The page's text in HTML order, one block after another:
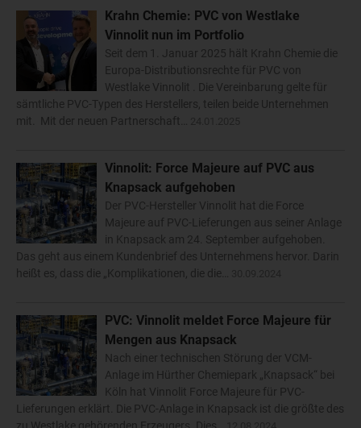
Krahn Chemie: PVC von Westlake
Vinnolit nun im Portfolio
Seit dem 1. Januar 2025 hält Krahn Chemie die
Europa-Distributionsrechte für PVC von
Westlake Vinnolit . Die Vereinbarung gelte für
sämtliche PVC-Typen des Herstellers, teilen beide Unternehmen
mit. Mit der neuen Partnerschaft…
Vinnolit: Force Majeure auf PVC aus
Knapsack aufgehoben
Der PVC-Hersteller Vinnolit hat die Force
Majeure auf PVC-Lieferungen aus seiner Anlage
in Knapsack am 24. September aufgehoben.
Das geht aus einem Kundenbrief des Unternehmens hervor. Darin
heißt es, dass die „Komplikationen, die die…
PVC: Vinnolit meldet Force Majeure für
Mengen aus Knapsack
Nach einer technischen Störung der VCM-
Anlage im Hürther Chemiepark „Knapsack“ bei
Köln hat Vinnolit Force Majeure für PVC-
Lieferungen erklärt. Die PVC-Anlage in Knapsack ist die größte des